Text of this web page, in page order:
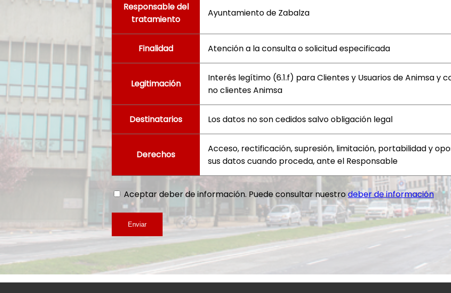
Responsable del
tratamiento
Ayuntamiento de Zabalza
Finalidad Atención a la consulta o solicitud especificada
Legitimación
Interés legítimo (6.1.f) para Clientes y Usuarios de Animsa y
no clientes Animsa
Destinatarios Los datos no son cedidos salvo obligación legal
Derechos
Acceso, rectificación, supresión, limitación, portabilidad y
sus datos cuando proceda, ante el Responsable
Aceptar deber de información. Puede consultar nuestrodeber de información